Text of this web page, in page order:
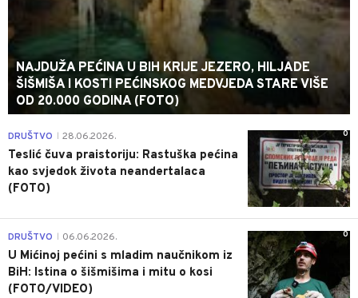
NAJDUŽA PEĆINA U BIH KRIJE JEZERO, HILJADE
ŠIŠMIŠA I KOSTI PEĆINSKOG MEDVJEDA STARE VIŠE
OD 20.000 GODINA (FOTO)
0
DRUŠTVO 28.06.2026.
Teslić čuva praistoriju: Rastuška pećina
kao svjedok života neandertalaca
(FOTO)
0
DRUŠTVO 06.06.2026.
U Mićinoj pećini s mladim naučnikom iz
BiH: Istina o šišmišima i mitu o kosi
(FOTO/VIDEO)